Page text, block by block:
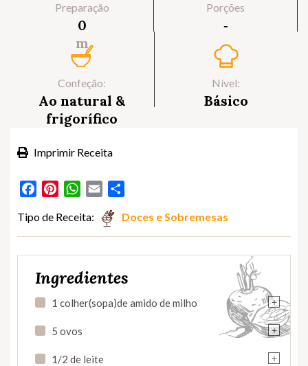
Preparação
0
m
Porções
‐
Confeção:
Ao natural &
frigorífico
Nível:
Básico
Imprimir Receita
FacebookPinterestWhatsApp
Email
Tipo de Receita: Doces e Sobremesas
Ingredientes
+
1 colher(sopa)de amido de milho
+
5 ovos
+
1/2 de leite